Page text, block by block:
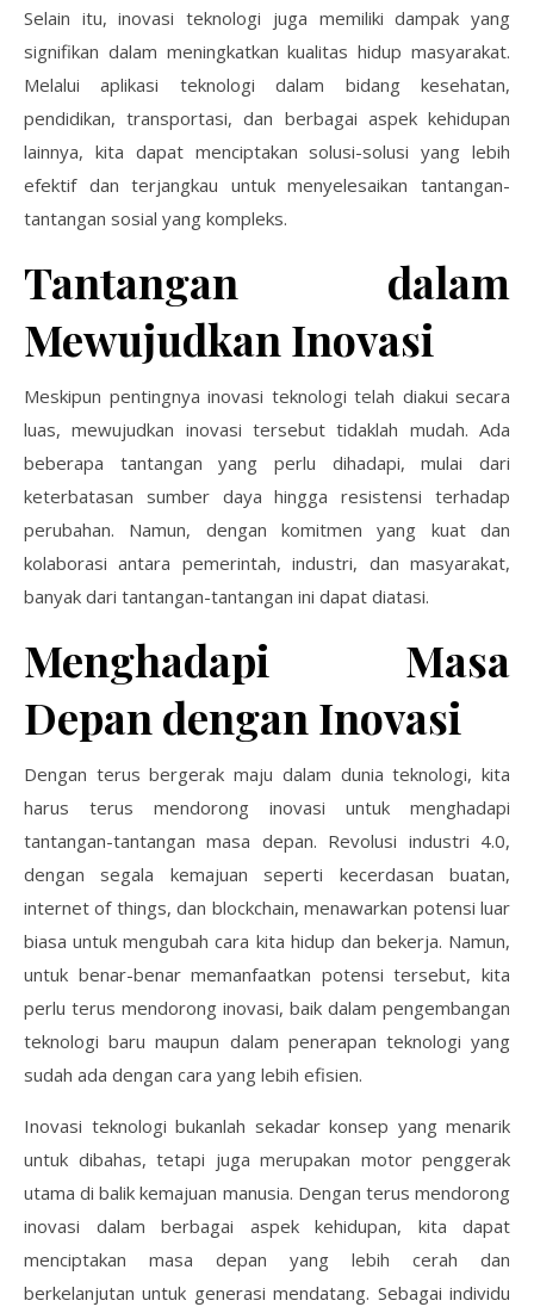
Selain itu, inovasi teknologi juga memiliki dampak yang
signifikan dalam meningkatkan kualitas hidup masyarakat.
Melalui aplikasi teknologi dalam bidang kesehatan,
pendidikan, transportasi, dan berbagai aspek kehidupan
lainnya, kita dapat menciptakan solusi-solusi yang lebih
efektif dan terjangkau untuk menyelesaikan tantangan-
tantangan sosial yang kompleks.
Tantangan dalam
Mewujudkan Inovasi
Meskipun pentingnya inovasi teknologi telah diakui secara
luas, mewujudkan inovasi tersebut tidaklah mudah. Ada
beberapa tantangan yang perlu dihadapi, mulai dari
keterbatasan sumber daya hingga resistensi terhadap
perubahan. Namun, dengan komitmen yang kuat dan
kolaborasi antara pemerintah, industri, dan masyarakat,
banyak dari tantangan-tantangan ini dapat diatasi.
Menghadapi Masa
Depan dengan Inovasi
Dengan terus bergerak maju dalam dunia teknologi, kita
harus terus mendorong inovasi untuk menghadapi
tantangan-tantangan masa depan. Revolusi industri 4.0,
dengan segala kemajuan seperti kecerdasan buatan,
internet of things, dan blockchain, menawarkan potensi luar
biasa untuk mengubah cara kita hidup dan bekerja. Namun,
untuk benar-benar memanfaatkan potensi tersebut, kita
perlu terus mendorong inovasi, baik dalam pengembangan
teknologi baru maupun dalam penerapan teknologi yang
sudah ada dengan cara yang lebih efisien.
Inovasi teknologi bukanlah sekadar konsep yang menarik
untuk dibahas, tetapi juga merupakan motor penggerak
utama di balik kemajuan manusia. Dengan terus mendorong
inovasi dalam berbagai aspek kehidupan, kita dapat
menciptakan masa depan yang lebih cerah dan
berkelanjutan untuk generasi mendatang. Sebagai individu